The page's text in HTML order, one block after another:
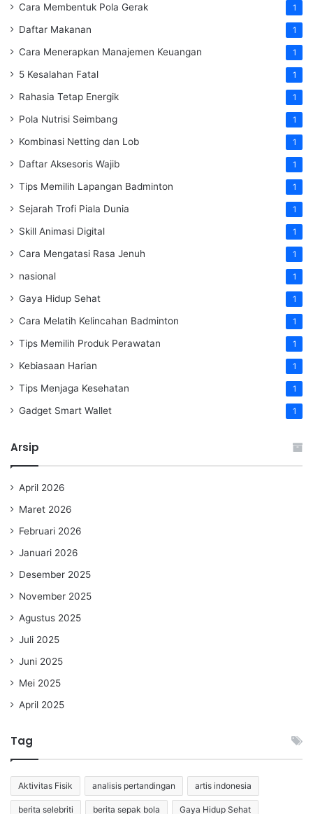
Cara Membentuk Pola Gerak 1
Daftar Makanan 1
Cara Menerapkan Manajemen Keuangan 1
5 Kesalahan Fatal 1
Rahasia Tetap Energik 1
Pola Nutrisi Seimbang 1
Kombinasi Netting dan Lob 1
Daftar Aksesoris Wajib 1
Tips Memilih Lapangan Badminton 1
Sejarah Trofi Piala Dunia 1
Skill Animasi Digital 1
Cara Mengatasi Rasa Jenuh 1
nasional 1
Gaya Hidup Sehat 1
Cara Melatih Kelincahan Badminton 1
Tips Memilih Produk Perawatan 1
Kebiasaan Harian 1
Tips Menjaga Kesehatan 1
Gadget Smart Wallet 1
Arsip
April 2026
Maret 2026
Februari 2026
Januari 2026
Desember 2025
November 2025
Agustus 2025
Juli 2025
Juni 2025
Mei 2025
April 2025
Tag
Aktivitas Fisik analisis pertandingan artis indonesia
berita selebriti berita sepak bola Gaya Hidup Sehat